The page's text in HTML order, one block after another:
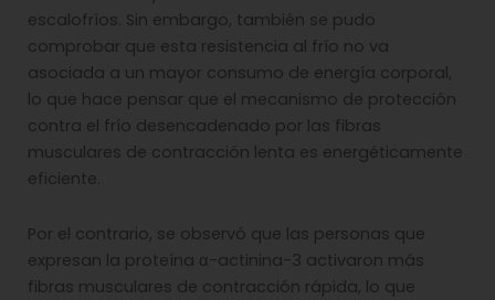
escalofríos. Sin embargo, también se pudo
comprobar que esta resistencia al frío no va
asociada a un mayor consumo de energía corporal,
lo que hace pensar que el mecanismo de protección
contra el frío desencadenado por las fibras
musculares de contracción lenta es energéticamente
eficiente.
Por el contrario, se observó que las personas que
expresan la proteína α-actinina-3 activaron más
fibras musculares de contracción rápida, lo que